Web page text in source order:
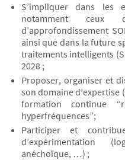
S’impliquer dans les
notamment ceux
d’approfondissement
ainsi que dans la future
traitements intelligents
2028 ;
Proposer, organiser et
son domaine
formation continue
hyperfréquences”;
Participer et
d’expérimentation
anéchoïque, …) ;